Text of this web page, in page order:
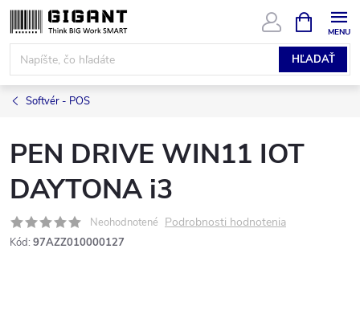
Prejsť
na
obsah
HĽADAŤ
KOŠÍK
Softvér - POS
PEN DRIVE WIN11 IOT
DAYTONA i3
Neohodnotené Podrobnosti hodnotenia
Kód: 97AZZ010000127